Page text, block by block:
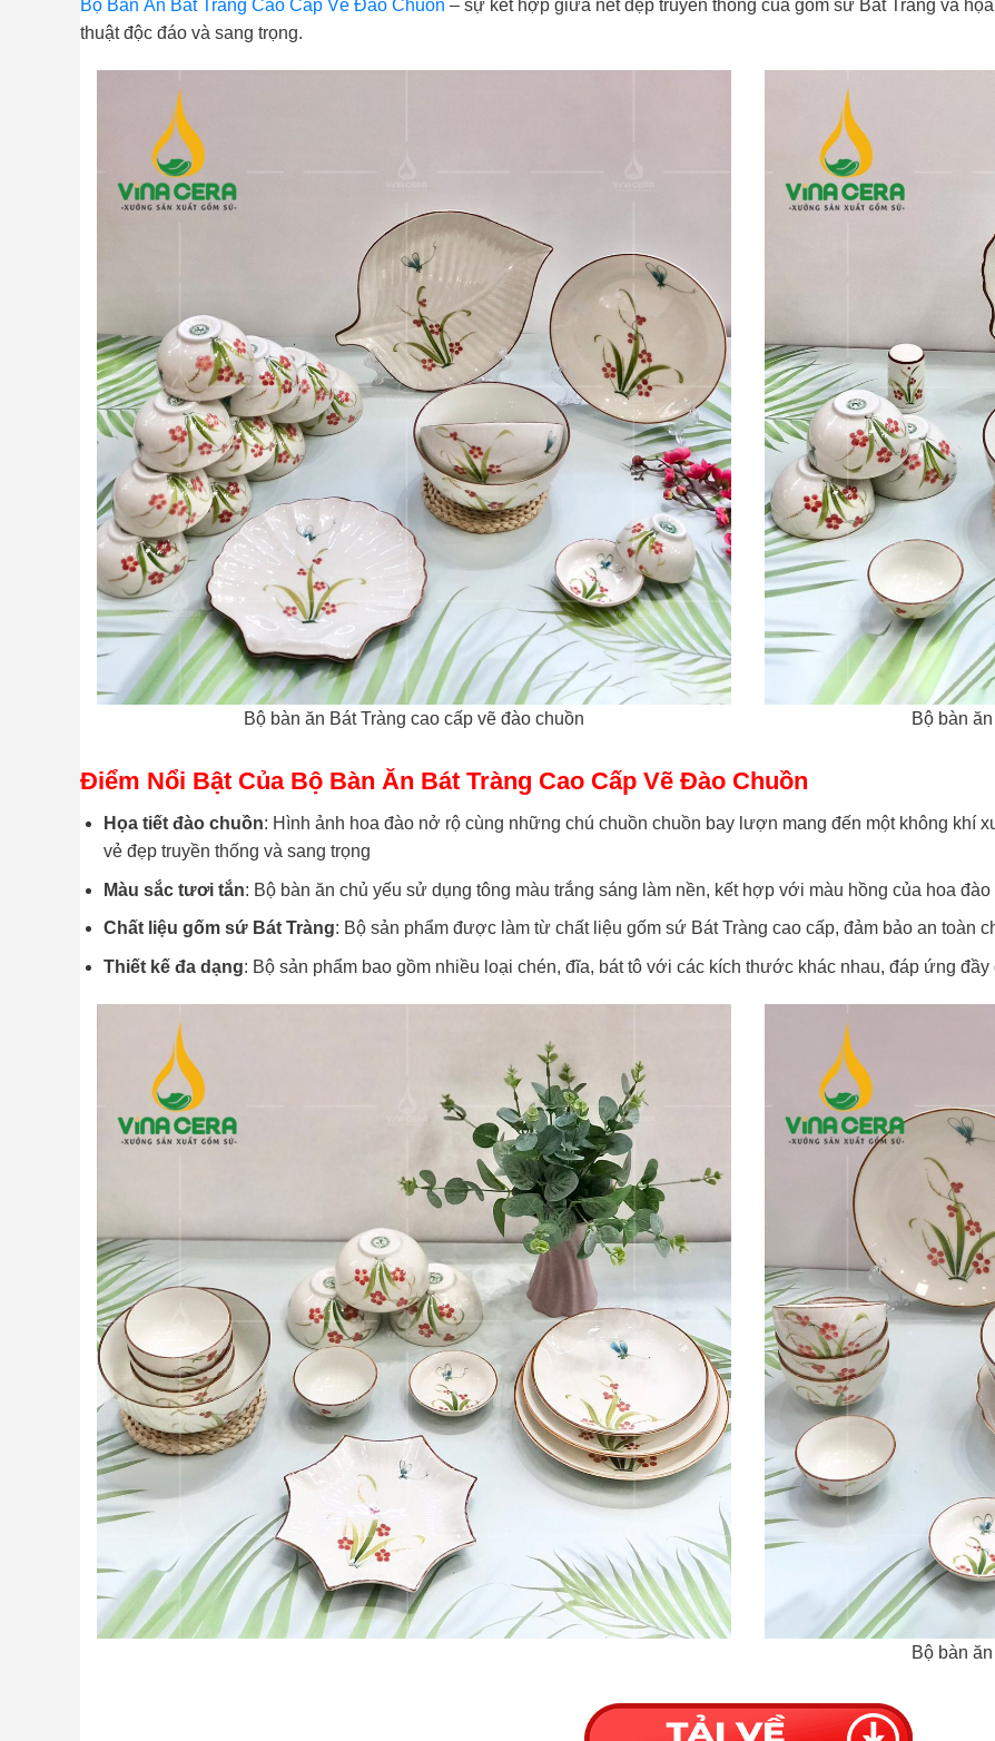
Bộ Bàn Ăn Bát Tràng Cao Cấp Vẽ Đào Chuồn – sự kết hợp giữa nét đẹp truyền thống của gốm sứ Bát Tràng và
thuật độc đáo và sang trọng.
Bộ bàn ăn Bát Tràng cao cấp vẽ đào chuồn Bộ bàn
Điểm Nổi Bật Của Bộ Bàn Ăn Bát Tràng Cao Cấp Vẽ Đào Chuồn
Họa tiết đào chuồn: Hình ảnh hoa đào nở rộ cùng những chú chuồn chuồn bay lượn mang đến một không khí
vẻ đẹp truyền thống và sang trọng
Màu sắc tươi tắn: Bộ bàn ăn chủ yếu sử dụng tông màu trắng sáng làm nền, kết hợp với màu hồng của hoa
Chất liệu gốm sứ Bát Tràng: Bộ sản phẩm được làm từ chất liệu gốm sứ Bát Tràng cao cấp, đảm bảo an toàn
Thiết kế đa dạng: Bộ sản phẩm bao gồm nhiều loại chén, đĩa, bát tô với các kích thước khác nhau, đáp ứng
Bộ bàn